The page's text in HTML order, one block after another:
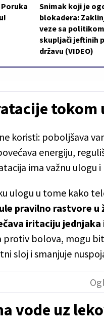
Snimak koji je
blokadera:
veze sa
skupljači jeftinih
državu (VIDEO)
tokom
koristi: poboljšava
energiju,
ima važnu ulogu
ulogu u tome kako
pravilno rastvore u
iritaciju jednjaka
protiv bolova, mogu
sloj i smanjuje
vode uz